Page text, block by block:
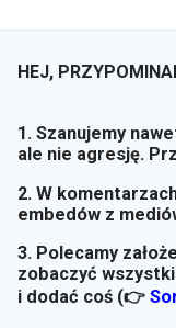
HEJ,
1. Szanujemy
ale nie agresję.
2. W
embedów z
3. Polecamy
zobaczyć
i dodać coś (👉